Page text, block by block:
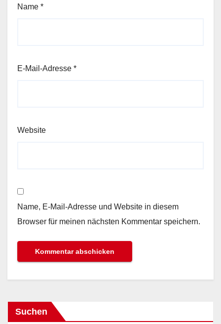
Name *
E-Mail-Adresse *
Website
Name, E-Mail-Adresse und Website in diesem
Browser für meinen nächsten Kommentar speichern.
Suchen